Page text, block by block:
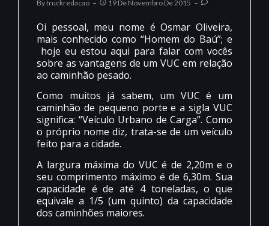
ByTruckredacao 19 De Novembro De 2015
Oi pessoal, meu nome é Osmar Oliveira,
mais conhecido como “Homem do Baú”; e
hoje eu estou aqui para falar com vocês
sobre as vantagens de um VUC em relação
ao caminhão pesado.
Como muitos já sabem, um VUC é um
caminhão de pequeno porte e a sigla VUC
significa: “Veículo Urbano de Carga”. Como
o próprio nome diz, trata-se de um veículo
feito para a cidade.
A largura máxima do VUC é de 2,20m e o
seu comprimento máximo é de 6,30m. Sua
capacidade é de até 4 toneladas, o que
equivale a 1/5 (um quinto) da capacidade
dos caminhões maiores.